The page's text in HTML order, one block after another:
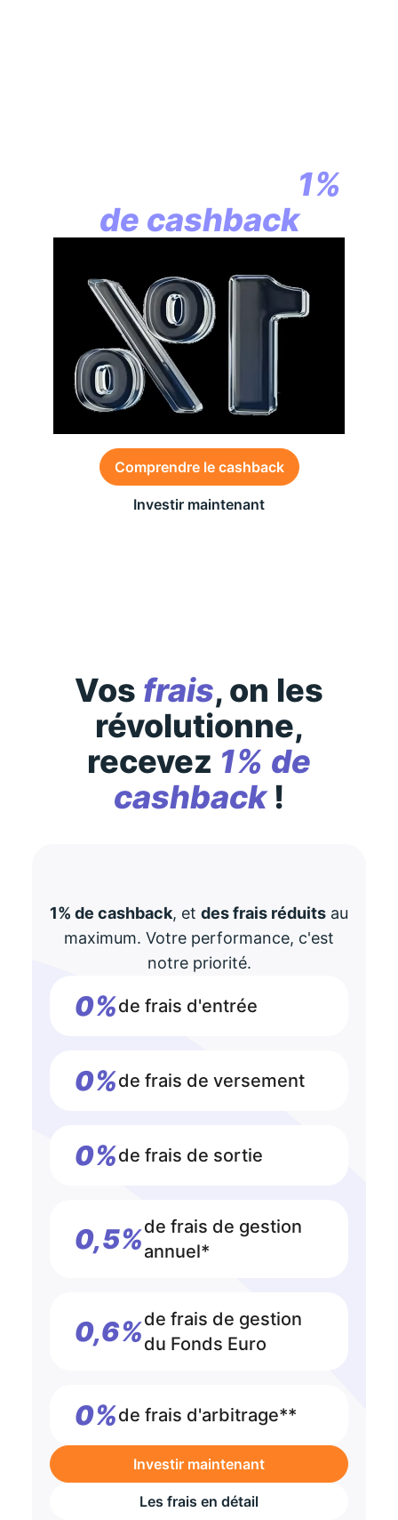
1%
de cashback
Comprendre le cashback
Investir maintenant
Vos frais, on les
révolutionne,
recevez 1% de
cashback!
1% de cashback, et des frais réduits au
maximum. Votre performance, c'est
notre priorité.
0%de frais d'entrée
0%de frais de versement
0%de frais de sortie
0,5%de frais de gestion
annuel*
0,6%de frais de gestion
du Fonds Euro
0%de frais d'arbitrage**
Investir maintenant
Les frais en détail